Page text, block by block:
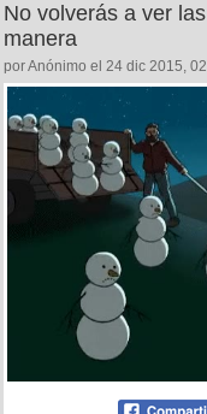
No volverás a ver
manera
por Anónimo el 24 dic 2015,